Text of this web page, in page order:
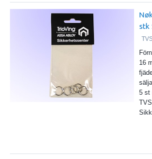
stk
16
5 st